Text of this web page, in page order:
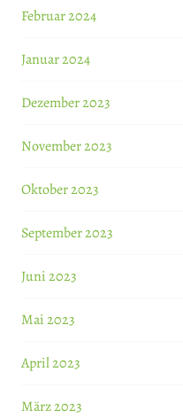
Februar 2024
Januar 2024
Dezember 2023
November 2023
Oktober 2023
September 2023
Juni 2023
Mai 2023
April 2023
März 2023